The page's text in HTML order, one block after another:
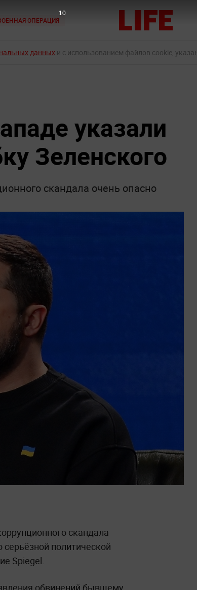
ОПЕРАЦИЯ
данных и с использованием файлов cookie,
указали
Зеленского
скандала очень опасно
скандала
политической
Spiegel.
9